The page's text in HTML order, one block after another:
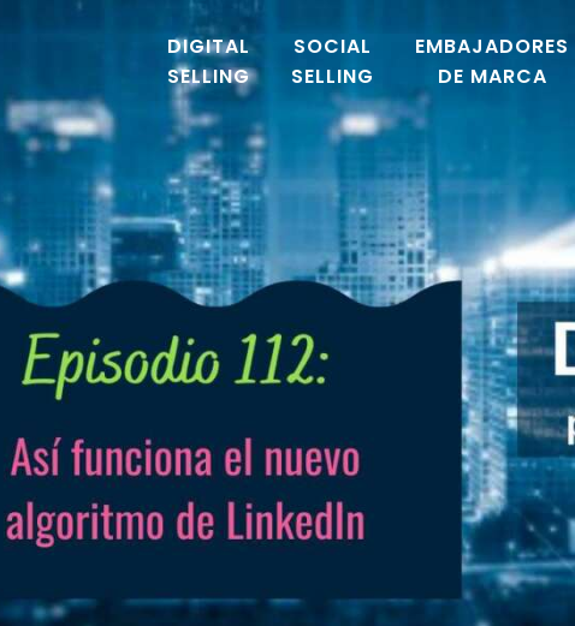
DIGITAL
SELLING
SOCIAL
SELLING
EMBAJADORES
DE MARCA